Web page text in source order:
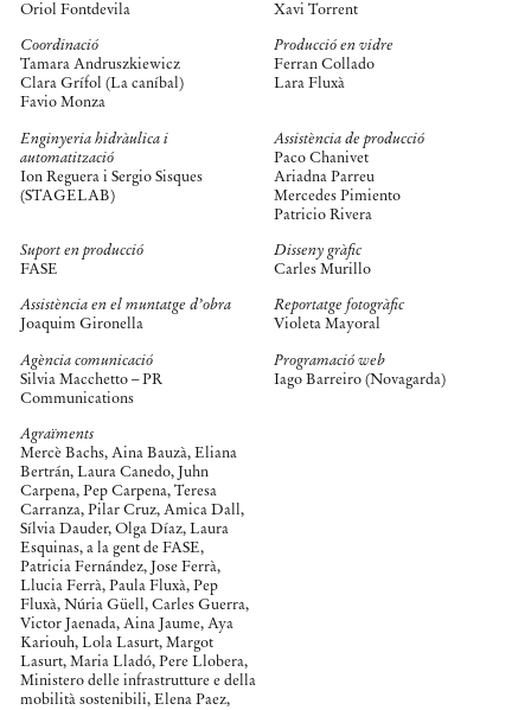
Oriol Fontdevila
Xavi Torrent
Coordinació
Tamara Andruszkiewicz
Clara Grífol (La caníbal)
Favio Monza
Producció en vidre
Ferran Collado
Lara Fluxà
Enginyeria hidràulica i
automatització
Ion Reguera i Sergio Sisques
(STAGELAB)
Assistència de producció
Paco Chanivet
Ariadna Parreu
Mercedes Pimiento
Patricio Rivera
Suport en producció
FASE
Disseny gràfic
Carles Murillo
Assistència en el muntatge d’obra
Joaquim Gironella
Reportatge fotogràfic
Violeta Mayoral
Agència comunicació
Silvia Macchetto – PR
Communications
Programació web
Iago Barreiro (Novagarda)
Agraïments
Mercè Bachs, Aina Bauzà, Eliana
Bertrán, Laura Canedo, Juhn
Carpena, Pep Carpena, Teresa
Carranza, Pilar Cruz, Amica Dall,
Sílvia Dauder, Olga Díaz, Laura
Esquinas, a la gent de FASE,
Patricia Fernández, Jose Ferrà,
Llucia Ferrà, Paula Fluxà, Pep
Fluxà, Núria Güell, Carles Guerra,
Victor Jaenada, Aina Jaume, Aya
Kariouh, Lola Lasurt, Margot
Lasurt, Maria Lladó, Pere Llobera,
Ministero delle infrastrutture e della
mobilità sostenibili, Elena Paez,